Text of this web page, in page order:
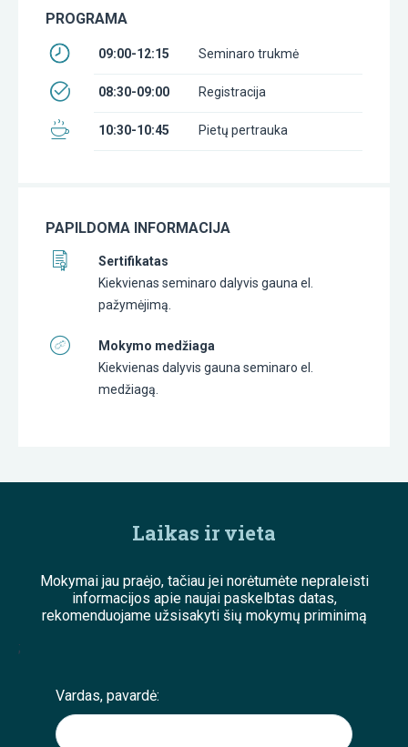
PROGRAMA
09:00-12:15 Seminaro trukmė
08:30-09:00 Registracija
10:30-10:45 Pietų pertrauka
PAPILDOMA INFORMACIJA
Sertifikatas
Kiekvienas seminaro dalyvis gauna el.
pažymėjimą.
Mokymo medžiaga
Kiekvienas dalyvis gauna seminaro el.
medžiagą.
Laikas ir vieta
Mokymai jau praėjo, tačiau jei norėtumėte nepraleisti
informacijos apie naujai paskelbtas datas,
rekomenduojame užsisakyti šių mokymų priminimą
;
Vardas, pavardė: